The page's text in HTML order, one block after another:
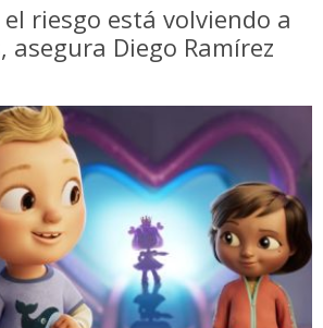
riesgo está volviendo a
asegura Diego Ramírez